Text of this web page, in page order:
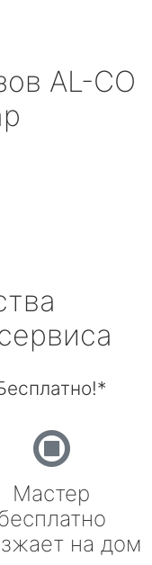
AL-CO
Мастер
на дом